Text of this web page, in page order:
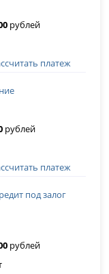
рублей
платеж
рублей
платеж
под залог
рублей